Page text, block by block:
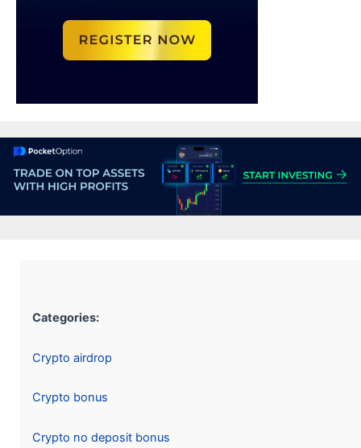
Categories:
Crypto airdrop
Crypto bonus
Crypto no deposit bonus